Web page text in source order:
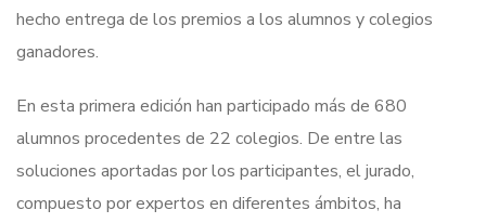
hecho entrega de los premios a los alumnos y colegios
ganadores.
En esta primera edición han participado más de 680
alumnos procedentes de 22 colegios. De entre las
soluciones aportadas por los participantes, el jurado,
compuesto por expertos en diferentes ámbitos, ha